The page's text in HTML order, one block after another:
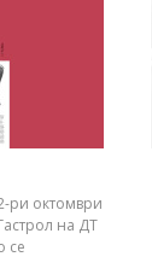
ри октомври
на ДТ
се